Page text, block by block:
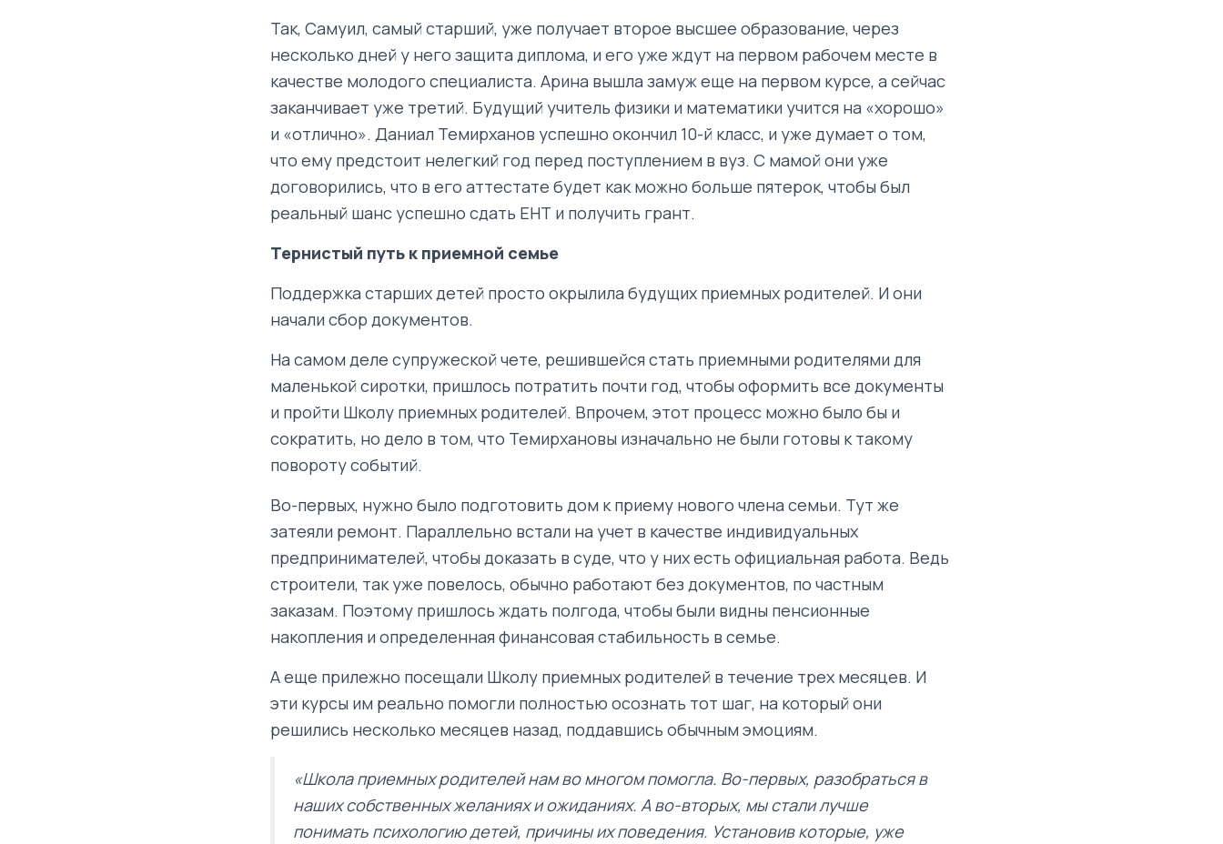
Так, Самуил, самый старший, уже получает второе высшее образование, через
несколько дней у него защита диплома, и его уже ждут на первом рабочем месте в
качестве молодого специалиста. Арина вышла замуж еще на первом курсе, а сейчас
заканчивает уже третий. Будущий учитель физики и математики учится на «хорошо»
и «отлично». Даниал Темирханов успешно окончил 10-й класс, и уже думает о том,
что ему предстоит нелегкий год перед поступлением в вуз. С мамой они уже
договорились, что в его аттестате будет как можно больше пятерок, чтобы был
реальный шанс успешно сдать ЕНТ и получить грант.
Тернистый путь к приемной семье
Поддержка старших детей просто окрылила будущих приемных родителей. И они
начали сбор документов.
На самом деле супружеской чете, решившейся стать приемными родителями для
маленькой сиротки, пришлось потратить почти год, чтобы оформить все документы
и пройти Школу приемных родителей. Впрочем, этот процесс можно было бы и
сократить, но дело в том, что Темирхановы изначально не были готовы к такому
повороту событий.
Во-первых, нужно было подготовить дом к приему нового члена семьи. Тут же
затеяли ремонт. Параллельно встали на учет в качестве индивидуальных
предпринимателей, чтобы доказать в суде, что у них есть официальная работа. Ведь
строители, так уже повелось, обычно работают без документов, по частным
заказам. Поэтому пришлось ждать полгода, чтобы были видны пенсионные
накопления и определенная финансовая стабильность в семье.
А еще прилежно посещали Школу приемных родителей в течение трех месяцев. И
эти курсы им реально помогли полностью осознать тот шаг, на который они
решились несколько месяцев назад, поддавшись обычным эмоциям.
«Школа приемных родителей нам во многом помогла. Во-первых, разобраться в
наших собственных желаниях и ожиданиях. А во-вторых, мы стали лучше
понимать психологию детей, причины их поведения. Установив которые, уже